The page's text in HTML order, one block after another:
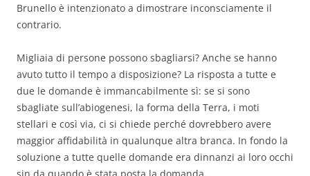
Brunello è intenzionato a dimostrare inconsciamente il
contrario.
Migliaia di persone possono sbagliarsi? Anche se hanno
avuto tutto il tempo a disposizione? La risposta a tutte e
due le domande è immancabilmente sì: se si sono
sbagliate sull’abiogenesi, la forma della Terra, i moti
stellari e così via, ci si chiede perché dovrebbero avere
maggior affidabilità in qualunque altra branca. In fondo la
soluzione a tutte quelle domande era dinnanzi ai loro occhi